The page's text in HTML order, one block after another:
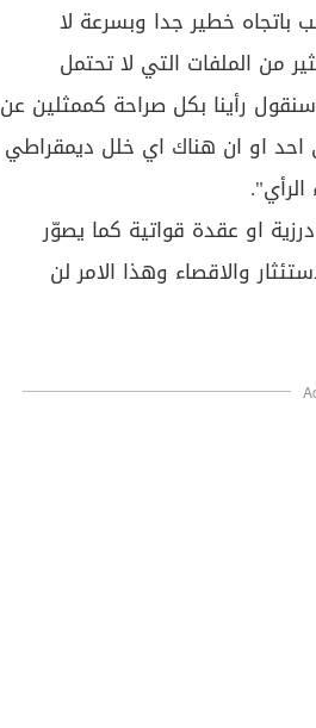
باتجاه خطير جدا وبسرعة لا
من الملفات التي لا تحتمل
رأينا بكل صراحة كممثلين عن
احد او ان هناك اي خلل ديمقراطي
او عقدة قواتية كما يصوّر
والاقصاء وهذا الامر لن